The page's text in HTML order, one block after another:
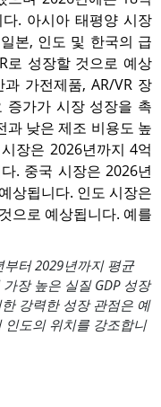
. 아시아 태평양 시장
본, 인도 및 한국의 급
로 성장할 것으로 예상
가전제품, AR/VR 장
증가가 시장 성장을 촉
과 낮은 제조 비용도 높
장은 2026년까지 4억
. 중국 시장은 2026년
상됩니다. 인도 시장은
으로 예상됩니다. 예를
터 2029년까지 평균
장 높은 실질 GDP 성장
강력한 성장 관점은 예
인도의 위치를 ​​강조합니